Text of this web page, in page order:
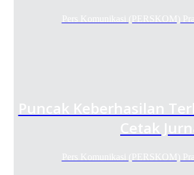
Pers Komunikasi (PERSKOM)
Puncak Keberhasilan
Cetak
Pers Komunikasi (PERSKOM)